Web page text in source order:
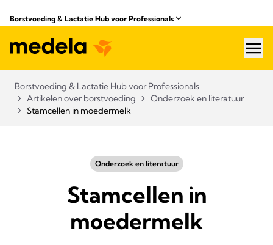
Borstvoeding & Lactatie Hub voor Professionals​
Borstvoeding & Lactatie Hub voor Professionals​
Artikelen over borstvoeding
Onderzoek en literatuur
Stamcellen in moedermelk
Onderzoek en literatuur
Stamcellen in
moedermelk